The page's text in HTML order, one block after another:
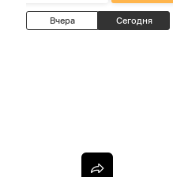
Вчера Сегодня